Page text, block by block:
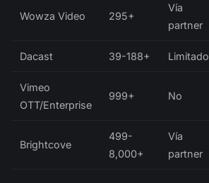
Wowza Video 295+
Vía
partner
Dacast 39-188+ Limitado
Vimeo
OTT/Enterprise
999+ No
Brightcove
499-
8,000+
Vía
partner